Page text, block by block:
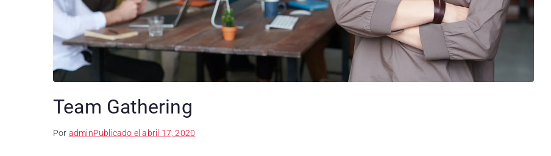
Team Gathering
Por adminPublicado elabril 17, 2020